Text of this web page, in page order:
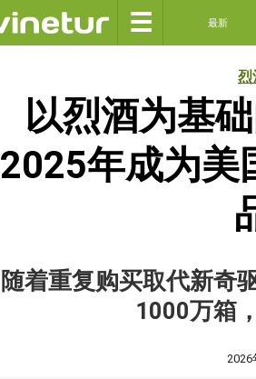
☰ 最新
烈
以烈酒为基
2025年成为美
随着重复购买取代新奇
1000万箱
2026